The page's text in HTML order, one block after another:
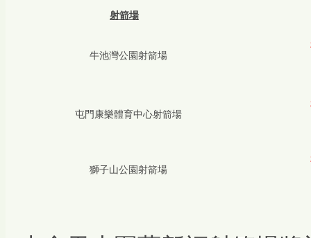
射箭場
牛池灣公園射箭場
屯門康樂體育中心射箭場
獅子山公園射箭場